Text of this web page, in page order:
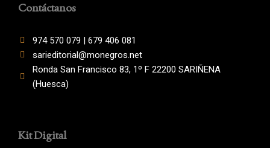
Contáctanos
974 570 079 | 679 406 081
sarieditorial@monegros.net
Ronda San Francisco 83, 1º F 22200 SARIÑENA
(Huesca)
Kit Digital